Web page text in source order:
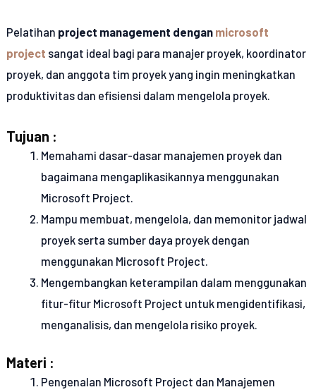
Pelatihan project management dengan microsoft
project sangat ideal bagi para manajer proyek, koordinator
proyek, dan anggota tim proyek yang ingin meningkatkan
produktivitas dan efisiensi dalam mengelola proyek.
Tujuan :
Memahami dasar-dasar manajemen proyek dan
bagaimana mengaplikasikannya menggunakan
Microsoft Project.
Mampu membuat, mengelola, dan memonitor jadwal
proyek serta sumber daya proyek dengan
menggunakan Microsoft Project.
Mengembangkan keterampilan dalam menggunakan
fitur-fitur Microsoft Project untuk mengidentifikasi,
menganalisis, dan mengelola risiko proyek.
Materi :
Pengenalan Microsoft Project dan Manajemen